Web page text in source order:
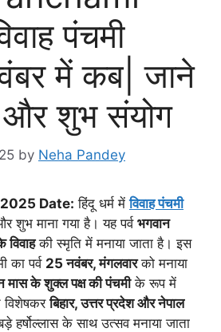
पंचमी
में कब| जाने
और शुभ संयोग
by Neha Pandey
Date: हिंदू धर्म मेंविवाह पंचमी
शुभ माना गया है। यह पर्व भगवान
विवाहकी स्मृति में मनाया जाता है। इस
का पर्व 25 नवंबर, मंगलवारको मनाया
मास के शुक्ल पक्ष की पंचमीके रूप में
विशेषकरबिहार, उत्तर प्रदेश और नेपाल
हर्षोल्लास के साथ उत्सव मनाया जाता